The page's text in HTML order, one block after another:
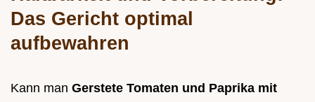
Das Gericht optimal
aufbewahren
Kann man Gerstete Tomaten und Paprika mit